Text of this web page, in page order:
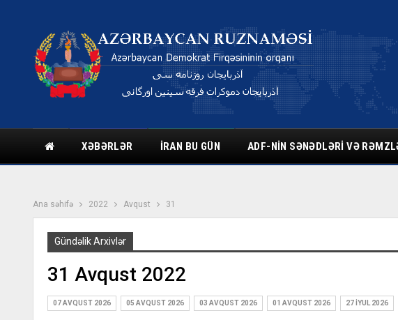
XƏBƏRLƏR İRAN BU GÜN ADF-NIN SƏNƏDLƏRI VƏ
Ana səhifə 2022 Avqust 31
Gündəlik Arxivlər
31 Avqust 2022
07 AVQUST 2026 05 AVQUST 2026 03 AVQUST 2026 01 AVQUST 2026 27 İYUL 2026